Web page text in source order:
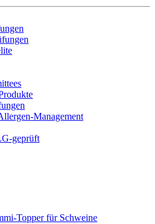
Management
geprüft
Topper für Schweine